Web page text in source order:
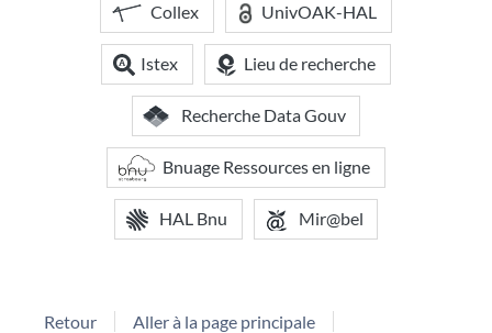
Collex UnivOAK-HAL
Istex Lieu de recherche
Recherche Data Gouv
Bnuage Ressources en ligne
HAL Bnu Mir@bel
Retour Aller à la page principale